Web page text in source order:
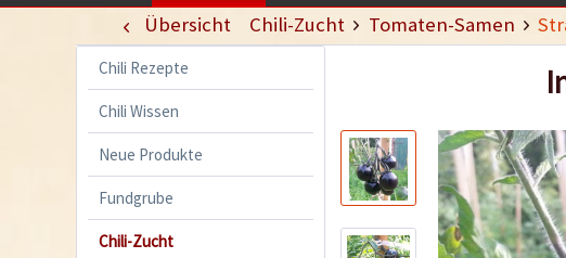
Übersicht Chili-Zucht Tomaten-Samen
Chili Rezepte
Chili Wissen
Neue Produkte
Fundgrube
Chili-Zucht